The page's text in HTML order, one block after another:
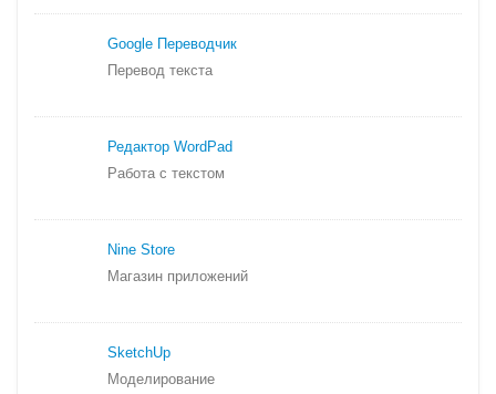
Google Переводчик
Перевод текста
Редактор WordPad
Работа с текстом
Nine Store
Магазин приложений
SketchUp
Моделирование